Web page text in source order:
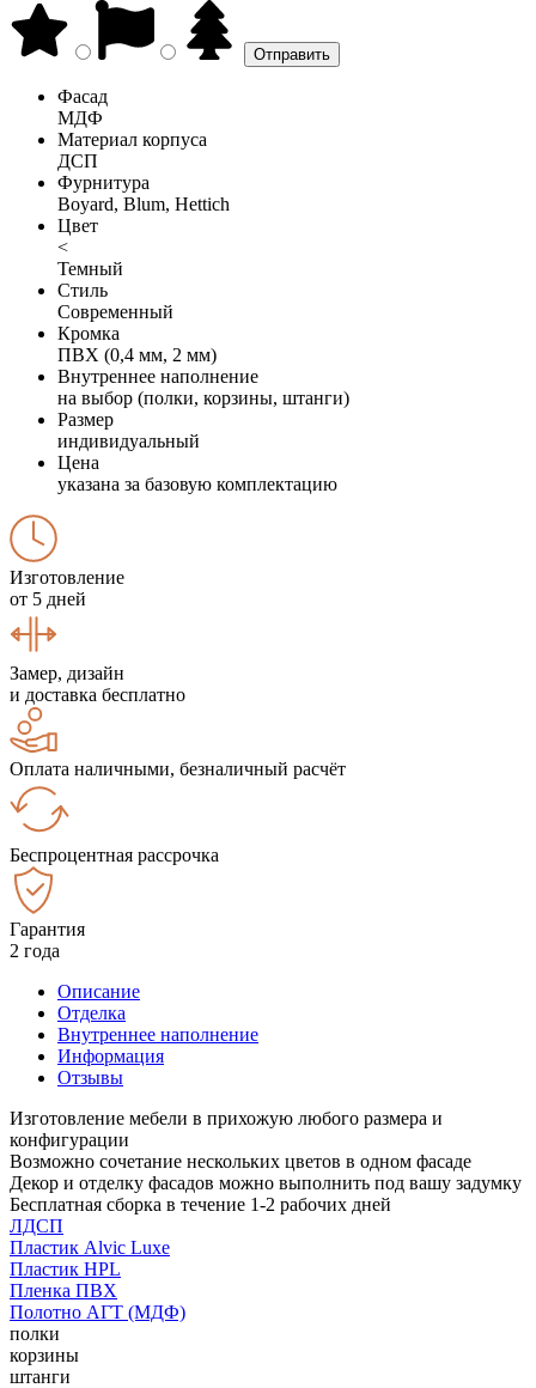
Фасад
МДФ
Материал корпуса
ДСП
Фурнитура
Boyard, Blum, Hettich
Цвет
<
Темный
Стиль
Современный
Кромка
ПВХ (0,4 мм, 2 мм)
Внутреннее наполнение
на выбор (полки, корзины, штанги)
Размер
индивидуальный
Цена
указана за базовую комплектацию
Изготовление
от 5 дней
Замер, дизайн
и доставка бесплатно
Оплата наличными, безналичный расчёт
Беспроцентная рассрочка
Гарантия
2 года
Описание
Отделка
Внутреннее наполнение
Информация
Отзывы
Изготовление мебели в прихожую любого размера и
конфигурации
Возможно сочетание нескольких цветов в одном фасаде
Декор и отделку фасадов можно выполнить под вашу задумку
Бесплатная сборка в течение 1-2 рабочих дней
ЛДСП
Пластик Alvic Luxe
Пластик HPL
Пленка ПВХ
Полотно АГТ (МДФ)
полки
корзины
штанги